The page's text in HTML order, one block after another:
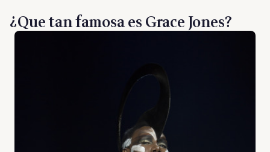
¿Que tan famosa es Grace Jones?